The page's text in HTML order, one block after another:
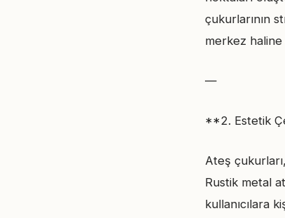
çukurlarının
merkez
—
**2. Estetik
Ateş
Rustik metal
kullanıcılara